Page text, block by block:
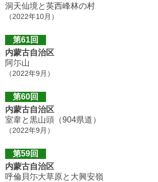
洞天仙境と英西峰林の村
（2022年10月）
第61回
内蒙古自治区
阿尓山
（2022年9月）
第60回
内蒙古自治区
室韋と黒山頭（904県道）
（2022年9月）
第59回
内蒙古自治区
呼倫貝尓大草原と大興安嶺